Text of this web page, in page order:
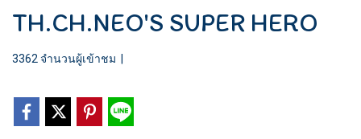
TH.CH.NEO'S SUPER HERO
3362 จำนวนผู้เข้าชม